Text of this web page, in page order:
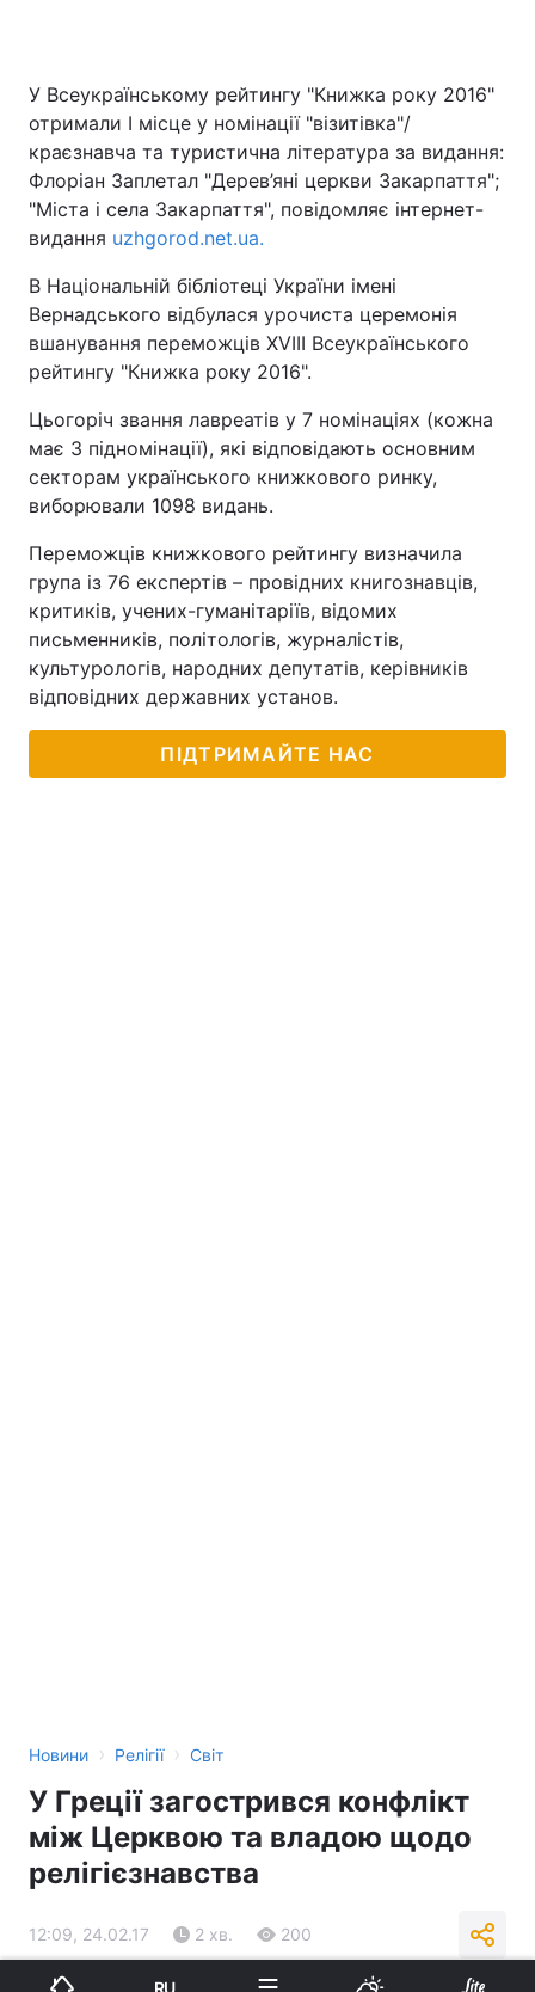
У Всеукраїнському рейтингу "Книжка року 2016"
отримали І місце у номінації "візитівка"/
краєзнавча та туристична література за видання:
Флоріан Заплетал "Дерев’яні церкви Закарпаття";
"Міста і села Закарпаття", повідомляє інтернет-
видання uzhgorod.net.ua.
В Національній бібліотеці України імені
Вернадського відбулася урочиста церемонія
вшанування переможців XVIII Всеукраїнського
рейтингу "Книжка року 2016".
Цьогоріч звання лавреатів у 7 номінаціях (кожна
має 3 підномінації), які відповідають основним
секторам українського книжкового ринку,
виборювали 1098 видань.
Переможців книжкового рейтингу визначила
група із 76 експертів – провідних книгознавців,
критиків, учених-гуманітаріїв, відомих
письменників, політологів, журналістів,
культурологів, народних депутатів, керівників
відповідних державних установ.
ПІДТРИМАЙТЕ НАС
Новини › Релігії › Світ
У Греції загострився конфлікт
між Церквою та владою щодо
релігієзнавства
12:09, 24.02.17 2 хв. 200